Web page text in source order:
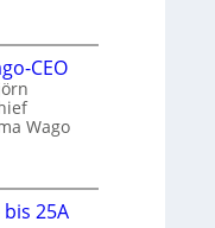
CEO
Wago
25A